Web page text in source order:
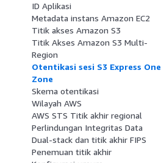
ID Aplikasi
Metadata instans Amazon EC2
Titik akses Amazon S3
Titik Akses Amazon S3 Multi-
Region
Otentikasi sesi S3 Express One
Zone
Skema otentikasi
Wilayah AWS
AWS STS Titik akhir regional
Perlindungan Integritas Data
Dual-stack dan titik akhir FIPS
Penemuan titik akhir